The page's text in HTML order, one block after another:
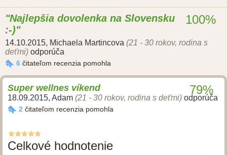
Najlepšia dovolenka na Slovensku
:-)
14.10.2015, Michaela Martincova (21 - 30 rokov, rodina s
deťmi) odporúča
6 čitateľom recenzia pomohla
100%
Super wellnes víkend
18.09.2015, Adam (21 - 30 rokov, rodina s deťmi) odporúča
2 čitateľom recenzia pomohla
79%
Celkové hodnotenie